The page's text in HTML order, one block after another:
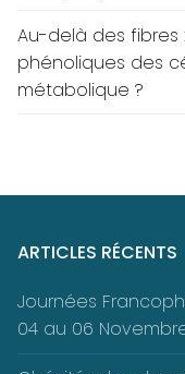
Au-delà des fibres
phénoliques des
métabolique ?
ARTICLES RÉCENTS
Journées
04 au 06